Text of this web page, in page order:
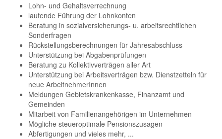
Lohn- und Gehaltsverrechnung
laufende Führung der Lohnkonten
Beratung in sozialversicherungs- u. arbeitsrechtlichen
Sonderfragen
Rückstellungsberechnungen für Jahresabschluss
Unterstützung bei Abgabenprüfungen
Beratung zu Kollektivverträgen aller Art
Unterstützung bei Arbeitsverträgen bzw. Dienstzetteln für
neue ArbeitnehmerInnen
Meldungen Gebietskrankenkasse, Finanzamt und
Gemeinden
Mitarbeit von Familienangehörigen im Unternehmen
Mögliche steueroptimale Pensionszusagen
Abfertigungen und vieles mehr, ...